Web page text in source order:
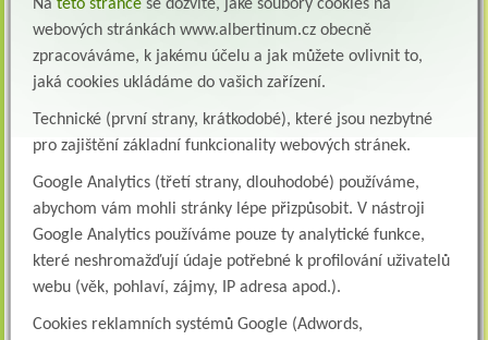
velmi kvalitně. A to pro co nejlepší pocit všech pacientů a
klientů z pobytu ve zdravotnickém zařízení v rámci
poskytované zdravotní péče.
Udělené ocenění rovněž zavazuje k tomu, že je třeba se co
roce ještě odborný léčebný ústav čeká a v následném období
do další akreditace i výsledky potvrdit. Jedná se tak o
významný závazek neusnout na vavřínech, ale posunout
zdravotnickou péči ještě výše a dál, jak se sluší a patří na péči o
nemocného pacienta v 21. století.
zaměstnancům Albertina bez rozdílu za jejich dosavadní práci,
Na této stránce se dozvíte, jaké soubory cookies na
webových stránkách www.albertinum.cz obecně
zpracováváme, k jakému účelu a jak můžete ovlivnit to,
jaká cookies ukládáme do vašich zařízení.
Technické (první strany, krátkodobé), které jsou nezbytné
pro zajištění základní funkcionality webových stránek.
Google Analytics (třetí strany, dlouhodobé) používáme,
abychom vám mohli stránky lépe přizpůsobit. V nástroji
Google Analytics používáme pouze ty analytické funkce,
které neshromažďují údaje potřebné k profilování uživatelů
webu (věk, pohlaví, zájmy, IP adresa apod.).
Cookies reklamních systémů Google (Adwords,